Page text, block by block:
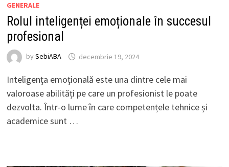
GENERALE
Rolul inteligenței emoționale în succesul
profesional
by SebiABA decembrie 19, 2024
Inteligența emoțională este una dintre cele mai
valoroase abilități pe care un profesionist le poate
dezvolta. Într-o lume în care competențele tehnice și
academice sunt …